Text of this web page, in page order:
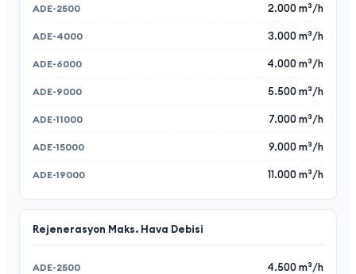
2.000 m³/h
3.000 m³/h
4.000 m³/h
5.500 m³/h
7.000 m³/h
9.000 m³/h
11.000 m³/h
Rejenerasyon Maks. Hava Debisi
4.500 m³/h